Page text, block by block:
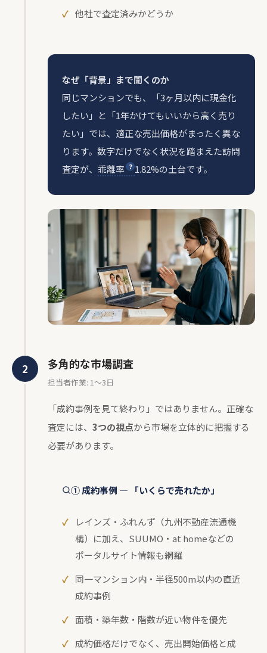
他社で査定済みかどうか
なぜ「背景」まで聞くのか
同じマンションでも、「3ヶ月以内に現金化
したい」と「1年かけてもいいから高く売り
たい」では、適正な売出価格がまったく異な
ります。数字だけでなく状況を踏まえた訪問
査定が、 乖離率 1.82%の土台です。
多角的な市場調査
担当者作業: 1〜3日
「成約事例を見て終わり」ではありません。正確な
査定には、 3つの視点から市場を立体的に把握する
必要があります。
① 成約事例 — 「いくらで売れたか」
レインズ・ふれんず（九州不動産流通機
構）に加え、SUUMO・at homeなどの
ポータルサイト情報も網羅
同一マンション内・半径500m以内の直近
成約事例
面積・築年数・階数が近い物件を優先
成約価格だけでなく、売出開始価格と成